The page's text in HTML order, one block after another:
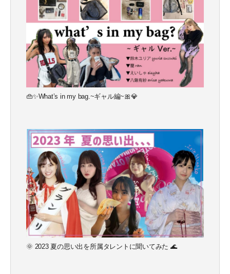
👜✨What’s in my bag.~ギャル編~🎀💎
🌞 2023 夏の思い出を所属タレントに聞いてみた 🌊